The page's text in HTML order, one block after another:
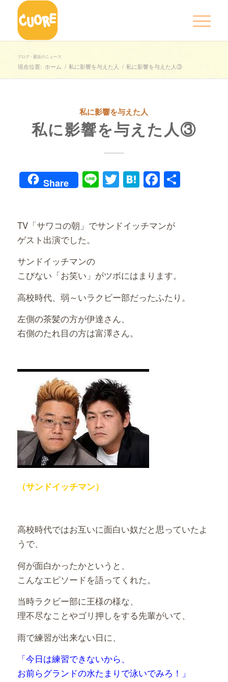
ブログ - 最近のニュース
現在位置: ホーム / 私に影響を与えた人 / 私に影響を与えた人③
私に影響を与えた人
私に影響を与えた人③
Share LineTwitter
Hatena共
TV「サワコの朝」でサンドイッチマンが
ゲスト出演でした。
サンドイッチマンの
こびない「お笑い」がツボにはまります。
高校時代、弱～いラクビー部だったふたり。
左側の茶髪の方が伊達さん、
右側のたれ目の方は富澤さん。
（サンドイッチマン）
高校時代ではお互いに面白い奴だと思っていたよ
うで、
何が面白かったかというと、
こんなエピソードを語ってくれた。
当時ラクビー部に王様の様な、
理不尽なことやゴリ押しをする先輩がいて、
雨で練習が出来ない日に、
「今日は練習できないから、
お前らグランドの水たまりで泳いでみろ！」